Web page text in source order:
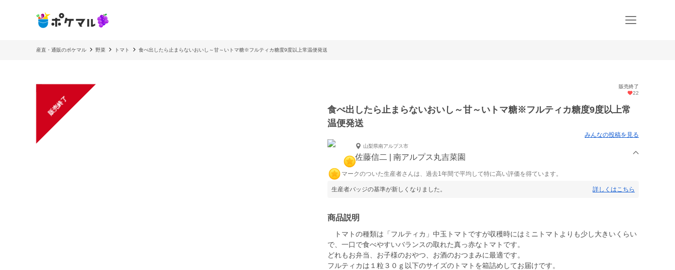
産直・通販のポケマル 野菜 トマト 食べ出したら止まらないおいし～甘～いトマ糖※フルティカ糖度9度以上常温便発送
販売終了
販売終了
22
食べ出したら止まらないおいし～甘～いトマ糖※フルティカ糖度9度以上常
温便発送
みんなの投稿を見る
山梨県南アルプス市
佐藤信二 | 南アルプス丸吉菜園
マークのついた生産者さんは、過去1年間で平均して特に高い評価を得ています。
生産者バッジの基準が新しくなりました。 詳しくはこちら
商品説明
トマトの種類は「フルティカ」中玉トマトですが収穫時にはミニトマトよりも少し大きいくらい
で、一口で食べやすいバランスの取れた真っ赤なトマトです。
どれもお弁当、お子様のおやつ、お酒のおつまみに最適です。
フルティカは１粒３０ｇ以下のサイズのトマトを箱詰めしてお届けです。